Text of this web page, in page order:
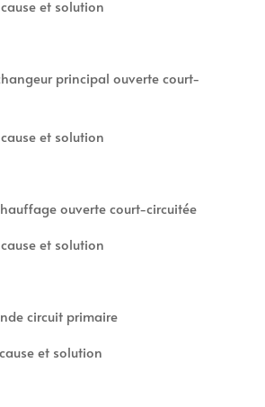
et solution
principal ouverte court-
et solution
ouverte court-circuitée
et solution
circuit primaire
et solution